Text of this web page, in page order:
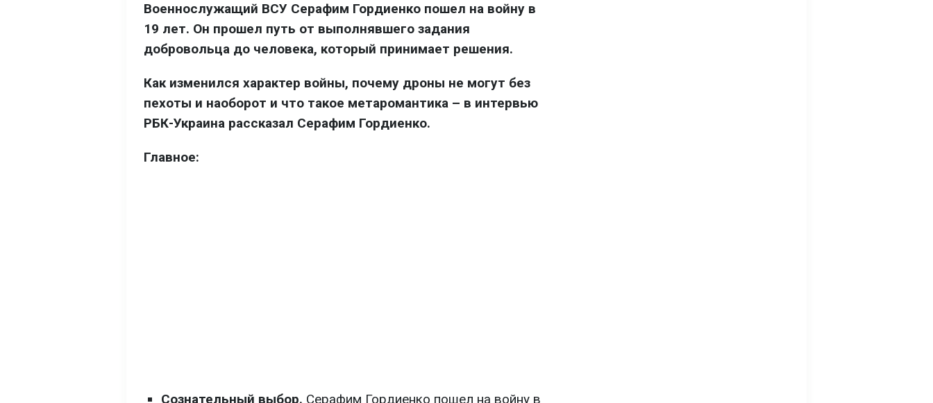
Военнослужащий ВСУ Серафим Гордиенко пошел на войну в
19 лет. Он прошел путь от выполнявшего задания
добровольца до человека, который принимает решения.
Как изменился характер войны, почему дроны не могут без
пехоты и наоборот и что такое метаромантика – в интервью
РБК-Украина рассказал Серафим Гордиенко.
Главное:
Сознательный выбор. Серафим Гордиенко пошел на войну в